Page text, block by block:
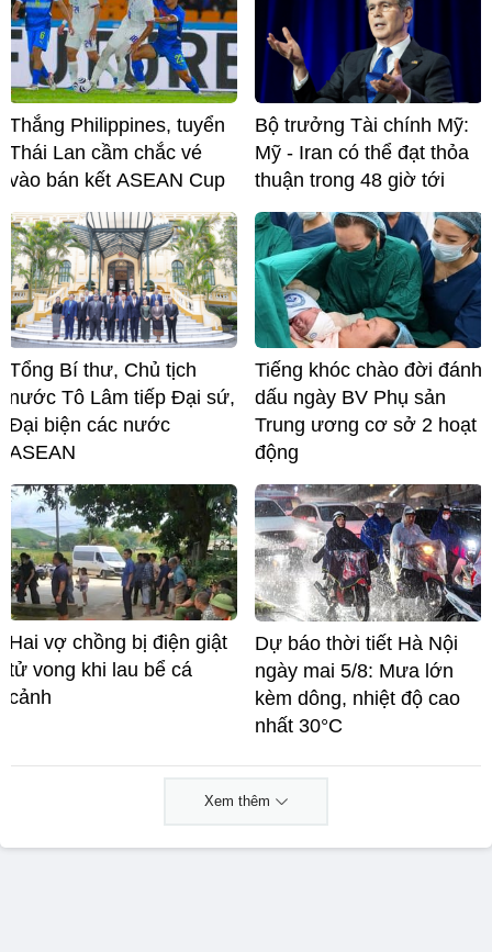
Thắng Philippines, tuyển
Thái Lan cầm chắc vé
vào bán kết ASEAN Cup
Bộ trưởng Tài chính Mỹ:
Mỹ - Iran có thể đạt thỏa
thuận trong 48 giờ tới
Tổng Bí thư, Chủ tịch
nước Tô Lâm tiếp Đại sứ,
Đại biện các nước
ASEAN
Tiếng khóc chào đời đánh
dấu ngày BV Phụ sản
Trung ương cơ sở 2 hoạt
động
Hai vợ chồng bị điện giật
tử vong khi lau bể cá
cảnh
Dự báo thời tiết Hà Nội
ngày mai 5/8: Mưa lớn
kèm dông, nhiệt độ cao
nhất 30°C
Xem thêm